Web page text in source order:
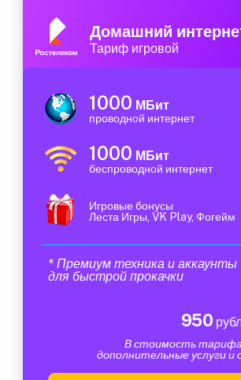
Домашний
Тариф игровой
1000 МБит
проводной интернет
1000 МБит
беспроводной интернет
Игровые бонусы
Леста Игры, VK Play, Фогейм
* Премиум техника и аккаунты
для быстрой прокачки
950
В стоимость
дополнительные услуги и